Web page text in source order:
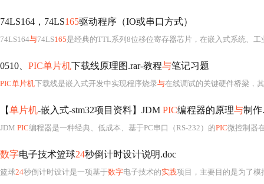
74LS164，74LS165驱动程序（IO或串口方式）
74LS164与74LS165是经典的TTL系列8位移位寄存器芯片，在嵌入式系统、
0510、 PIC单片机下载线原理图.rar-教程与笔记习题
PIC单片机下载线是嵌入式开发中实现程序烧录与在线调试的关键硬件桥梁，
【单片机-嵌入式-stm32项目资料】JDM PIC编程器的原理与制作
JDM PIC编程器是一种经典、低成本、基于PC串口（RS-232）的PIC微控制器在线编程工具，其设计源于上世
数字电子技术篮球24秒倒计时设计说明.doc
篮球24秒倒计时设计是一项基于数字电子技术的实践项目，主要目的是为了模